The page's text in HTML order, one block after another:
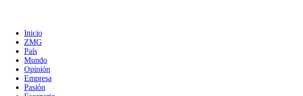
Inicio
ZMG
País
Mundo
Opinión
Empresa
Pasión